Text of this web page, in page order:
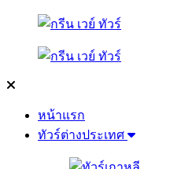
หน้าแรก
ทัวร์ต่างประเทศ